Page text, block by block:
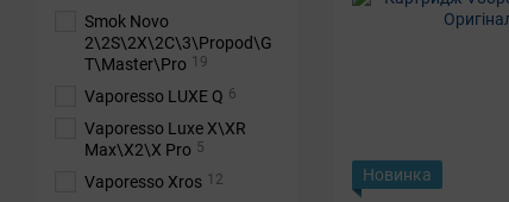
Новинка
Smok Novo
2\2S\2X\2C\3\Propod\G
T\Master\Pro 19
Vaporesso LUXE Q 6
Vaporesso Luxe X\XR
Max\X2\X Pro 5
Vaporesso Xros 12